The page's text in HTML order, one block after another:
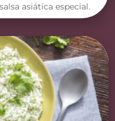
asiática especial.